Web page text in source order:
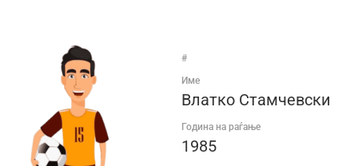
#
Име
Влатко Стамчевски
Година на раѓање
1985